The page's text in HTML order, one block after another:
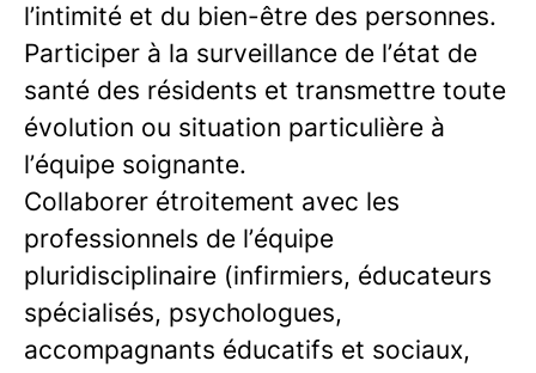
l’intimité et du bien-être des personnes.
Participer à la surveillance de l’état de
santé des résidents et transmettre toute
évolution ou situation particulière à
l’équipe soignante.
Collaborer étroitement avec les
professionnels de l’équipe
pluridisciplinaire (infirmiers, éducateurs
spécialisés, psychologues,
accompagnants éducatifs et sociaux,